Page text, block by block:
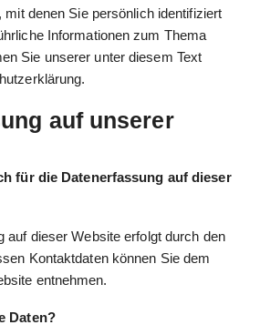
mit denen Sie persönlich identifiziert
Informationen zum Thema
Sie unserer unter diesem Text
auf unserer
für die Datenerfassung auf dieser
auf dieser Website erfolgt durch den
Kontaktdaten können Sie dem
entnehmen.
Daten?